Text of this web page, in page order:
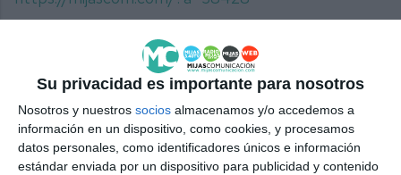
Su privacidad es importante para nosotros
Nosotros y nuestros socios almacenamos y/o accedemos a
información en un dispositivo, como cookies, y procesamos
datos personales, como identificadores únicos e información
estándar enviada por un dispositivo para publicidad y contenido
SANITARIOS URGENCIAS
MÉDICO